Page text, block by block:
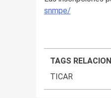
snmpe/
TAGS
TICAR